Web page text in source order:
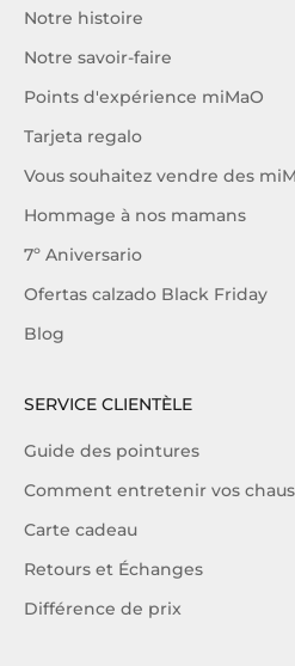
Notre histoire
Notre savoir-faire
Points d'expérience miMaO
Tarjeta regalo
Vous souhaitez vendre des
Hommage à nos mamans
7º Aniversario
Ofertas calzado Black Friday
Blog
SERVICE CLIENTÈLE
Guide des pointures
Comment entretenir vos
Carte cadeau
Retours et Échanges
Différence de prix